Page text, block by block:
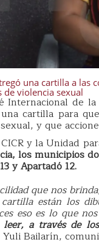
una cartilla a
de violencia sexual
Internacional de
cartilla para
y que
y la Unidad
los municipios
y Apartadó 12.
que nos
están los
eso es lo que
leer, a través de
Bailarín,